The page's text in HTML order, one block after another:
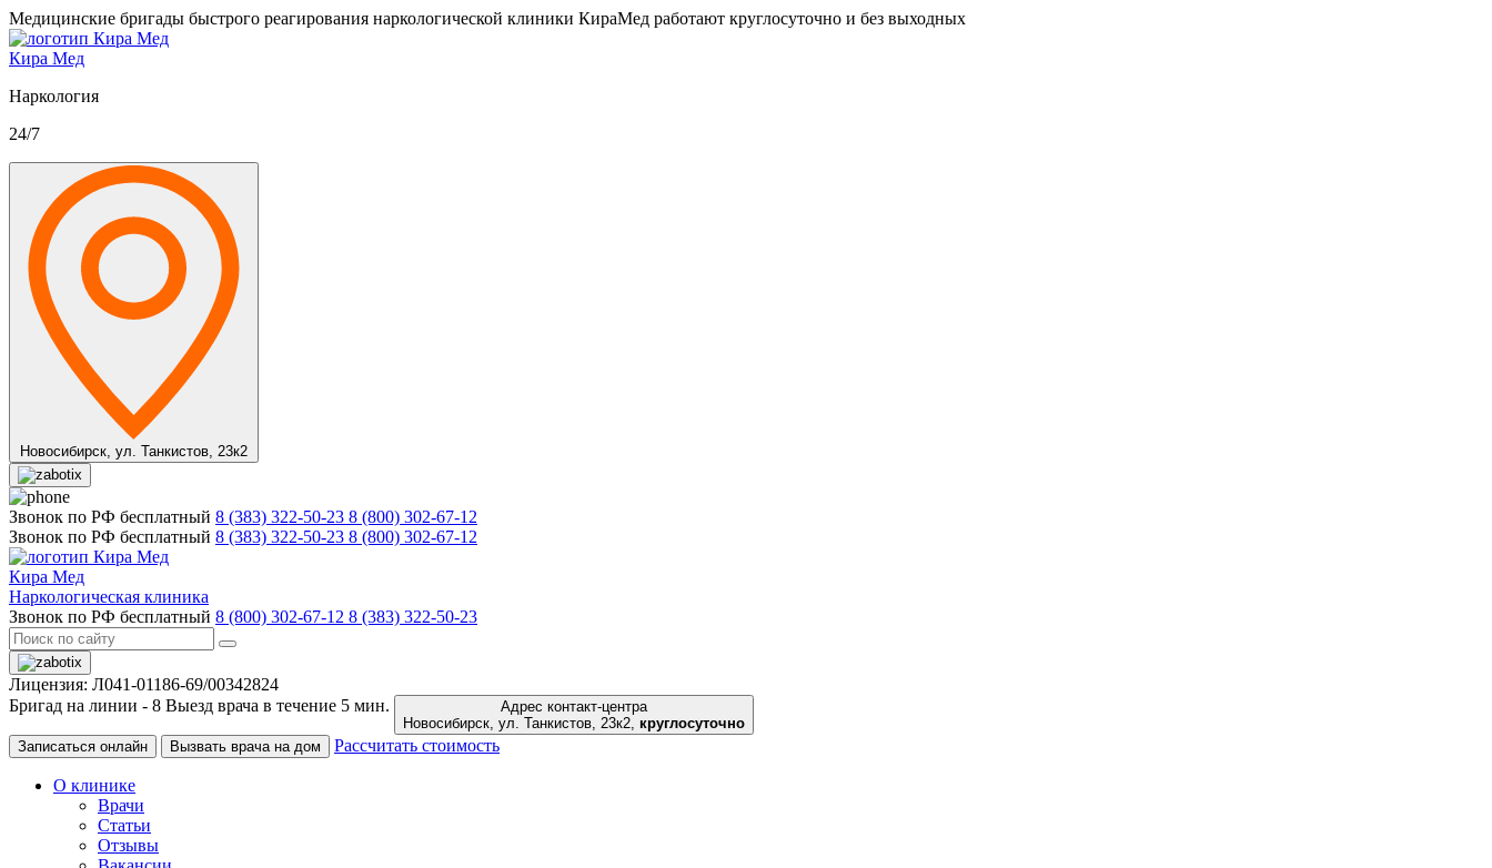
Медицинские бригады быстрого реагирования наркологической клиники КираМед работают круглосуточно и без выходных
Кира Мед
Наркология
24/7
Новосибирск, ул. Танкистов, 23к2
Звонок по РФ бесплатный 8 (383) 322-50-23 8 (800) 302-67-12
Звонок по РФ бесплатный 8 (383) 322-50-23 8 (800) 302-67-12
Кира Мед
Наркологическая клиника
Звонок по РФ бесплатный 8 (800) 302-67-12 8 (383) 322-50-23
Лицензия: Л041-01186-69/00342824
Бригад на линии - 8 Выезд врача в течение 5 мин.
Адрес контакт-центра
Новосибирск, ул. Танкистов, 23к2, круглосуточно
Записаться онлайн
Вызвать врача на дом Рассчитать стоимость
О клинике
Врачи
Статьи
Отзывы